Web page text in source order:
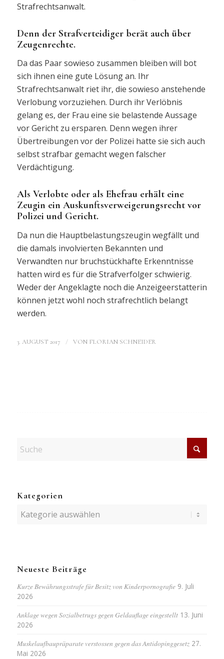
Strafrechtsanwalt.
Denn der Strafverteidiger berät auch über
Zeugenrechte.
Da das Paar sowieso zusammen bleiben will bot
sich ihnen eine gute Lösung an. Ihr
Strafrechtsanwalt riet ihr, die sowieso anstehende
Verlobung vorzuziehen. Durch ihr Verlöbnis
gelang es, der Frau eine sie belastende Aussage
vor Gericht zu ersparen. Denn wegen ihrer
Übertreibungen vor der Polizei hatte sie sich auch
selbst strafbar gemacht wegen falscher
Verdächtigung.
Als Verlobte oder als Ehefrau erhält eine
Zeugin ein Auskunftsverweigerungsrecht vor
Polizei und Gericht.
Da nun die Hauptbelastungszeugin wegfällt und
die damals involvierten Bekannten und
Verwandten nur bruchstückhafte Erkenntnisse
hatten wird es für die Strafverfolger schwierig.
Weder der Angeklagte noch die Anzeigeerstatterin
können jetzt wohl noch strafrechtlich belangt
werden.
3. AUGUST 2017 / VON FLORIAN SCHNEIDER
Kategorien
Kategorien
Neueste Beiträge
Kurze Bewährungsstrafe für Besitz von Kinderpornografie 9. Juli
2026
Anklage wegen Sozialbetrugs gegen Geldauflage eingestellt 13. Juni
2026
Muskelaufbaupräparate verstossen gegen das Antidopinggesetz 27.
Mai 2026